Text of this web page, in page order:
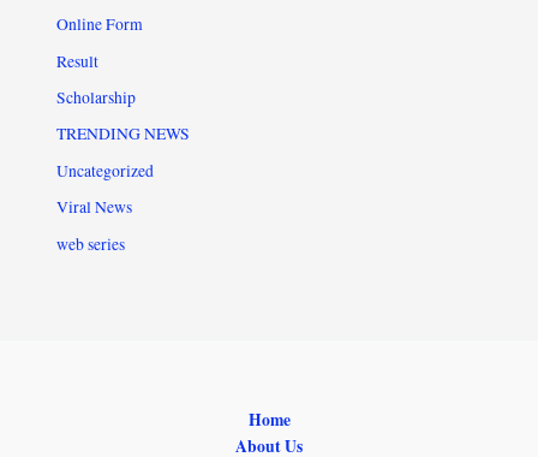
Online Form
Result
Scholarship
TRENDING NEWS
Uncategorized
Viral News
web series
Home
About Us